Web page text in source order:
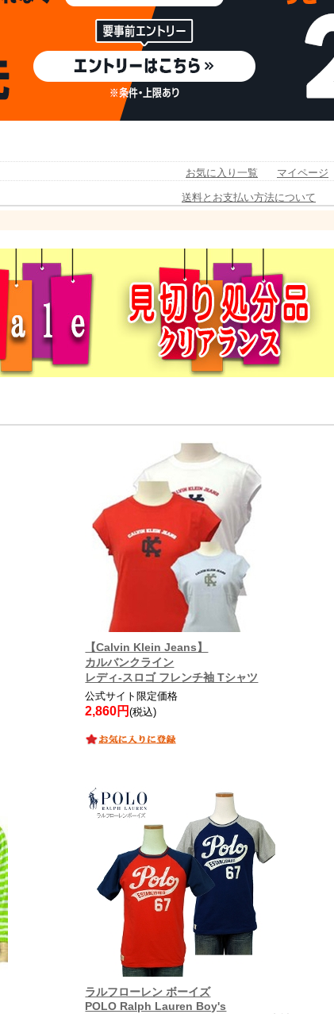
お気に入り一覧
マイページ
送料とお支払い方法について
【Calvin Klein Jeans】
カルバンクライン
レディ-スロゴ フレンチ袖 Tシャツ
公式サイト限定価格
2,860円(税込)
ラルフローレン ボーイズ
POLO Ralph Lauren Boy's